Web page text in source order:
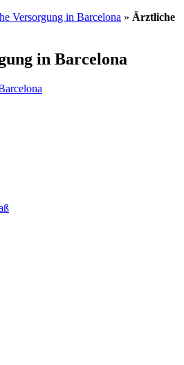
Versorgung in Barcelona » Ärztliche
in Barcelona